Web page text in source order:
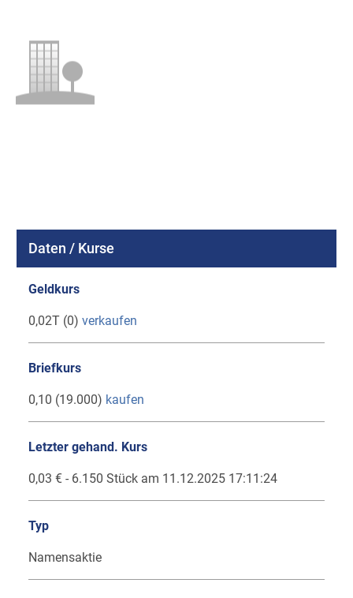
Daten / Kurse
Geldkurs
0,02T (0) verkaufen
Briefkurs
0,10 (19.000) kaufen
Letzter gehand. Kurs
0,03 € - 6.150 Stück am 11.12.2025 17:11:24
Typ
Namensaktie